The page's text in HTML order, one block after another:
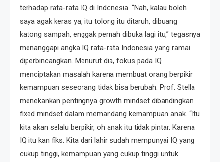
terhadap rata-rata IQ di Indonesia. “Nah, kalau boleh
saya agak keras ya, itu tolong itu ditaruh, dibuang
katong sampah, enggak pernah dibuka lagi itu,” tegasnya
menanggapi angka IQ rata-rata Indonesia yang ramai
diperbincangkan. Menurut dia, fokus pada IQ
menciptakan masalah karena membuat orang berpikir
kemampuan seseorang tidak bisa berubah. Prof. Stella
menekankan pentingnya growth mindset dibandingkan
fixed mindset dalam memandang kemampuan anak. “Itu
kita akan selalu berpikir, oh anak itu tidak pintar. Karena
IQ itu kan fiks. Kita dari lahir sudah mempunyai IQ yang
cukup tinggi, kemampuan yang cukup tinggi untuk